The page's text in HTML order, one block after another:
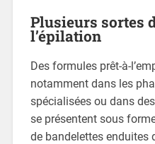
Plusieurs sortes
l’épilation
Des formules prêt-à-
notamment dans les
spécialisées ou dans
se présentent sous
de bandelettes enduites